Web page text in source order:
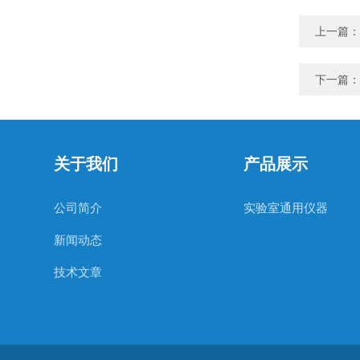
上一篇：
下一篇：
关于我们
公司简介
新闻动态
技术文章
产品展示
实验室通用仪器